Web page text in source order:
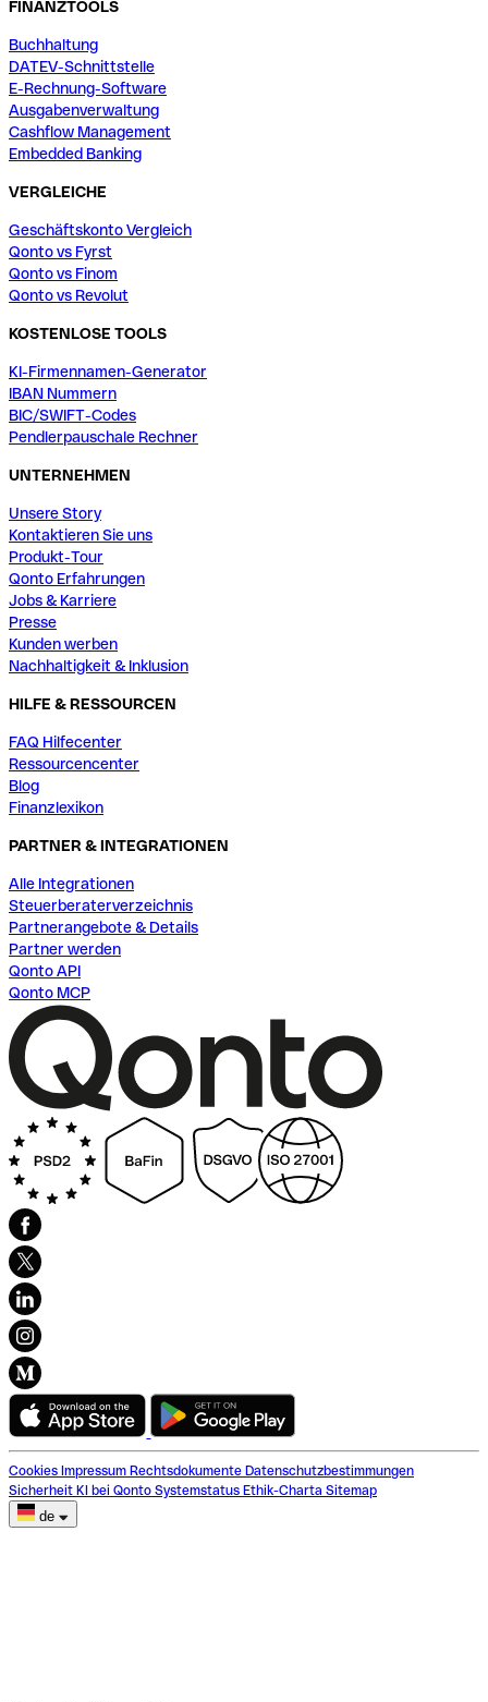
FINANZTOOLS
Buchhaltung
DATEV-Schnittstelle
E-Rechnung-Software
Ausgabenverwaltung
Cashflow Management
Embedded Banking
VERGLEICHE
Geschäftskonto Vergleich
Qonto vs Fyrst
Qonto vs Finom
Qonto vs Revolut
KOSTENLOSE TOOLS
KI-Firmennamen-Generator
IBAN Nummern
BIC/SWIFT-Codes
Pendlerpauschale Rechner
UNTERNEHMEN
Unsere Story
Kontaktieren Sie uns
Produkt-Tour
Qonto Erfahrungen
Jobs & Karriere
Presse
Kunden werben
Nachhaltigkeit & Inklusion
HILFE & RESSOURCEN
FAQ Hilfecenter
Ressourcencenter
Blog
Finanzlexikon
PARTNER & INTEGRATIONEN
Alle Integrationen
Steuerberaterverzeichnis
Partnerangebote & Details
Partner werden
Qonto API
Qonto MCP
Cookies Impressum Rechtsdokumente Datenschutzbestimmungen
Sicherheit KI bei Qonto Systemstatus Ethik-Charta Sitemap
de